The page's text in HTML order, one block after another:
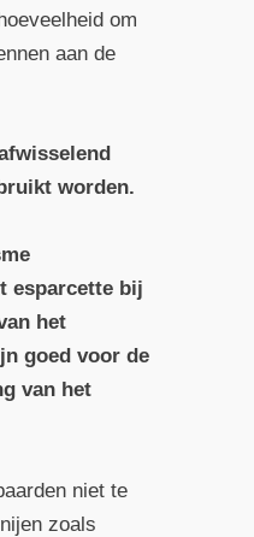
om
aan de
worden.
esparcette bij
het
goed voor de
van het
niet te
zoals